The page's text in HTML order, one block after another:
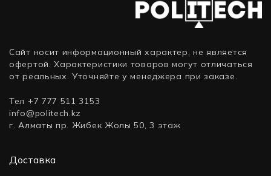
Cable
R9D19A
Сайт носит информационный характер, не является
офертой. Характеристики товаров могут отличаться
от реальных. Уточняйте у менеджера при заказе.
Тел +7 777 511 3153
info@politech.kz
г. Алматы пр. Жибек Жолы 50, 3 этаж
Доставка